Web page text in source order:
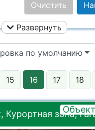
Ничего не выбрано
Ничего не выбрано
Очистить
Развернуть
по умолчанию
15 16 17 18
Курортная зона,